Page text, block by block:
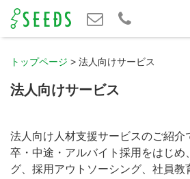
トップページ > 法人向けサービス
法人向けサービス
法人向け人材支援サービスのご紹介
卒・中途・アルバイト採用をはじめ
グ、採用アウトソーシング、社員教